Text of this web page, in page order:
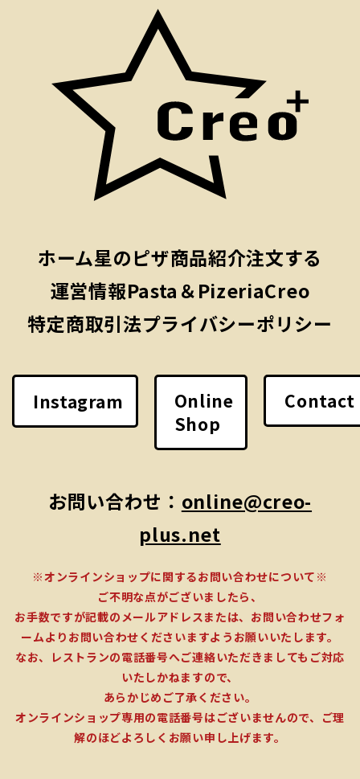
ホーム星のピザ商品紹介注文する
運営情報Pasta＆PizeriaCreo
特定商取引法プライバシーポリシー
Instagram
Online
Shop
Contact
お問い合わせ： online@creo-
plus.net
※オンラインショップに関するお問い合わせについて※
ご不明な点がございましたら、
お手数ですが記載のメールアドレスまたは、お問い合わせフォ
ームよりお問い合わせくださいますようお願いいたします。
なお、レストランの電話番号へご連絡いただきましてもご対応
いたしかねますので、
あらかじめご了承ください。
オンラインショップ専用の電話番号はございませんので、ご理
解のほどよろしくお願い申し上げます。